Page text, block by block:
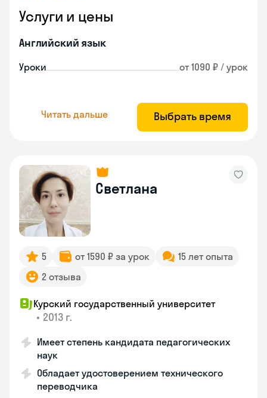
Услуги и цены
Английский язык
Уроки от 1090 ₽ / урок
Читать дальше Выбрать время
Светлана
5 от 1590 ₽ за урок
15 лет опыта
2 отзыва
Курский государственный университет
• 2013 г.
Имеет степень кандидата педагогических
наук
Обладает удостоверением технического
переводчика